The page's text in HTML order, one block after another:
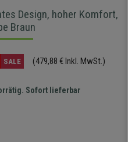
Design, hoher Komfort,
Braun
SALE (479,88 € Inkl. MwSt.)
Sofort lieferbar